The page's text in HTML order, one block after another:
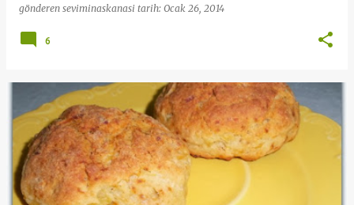
gönderen seviminaskanasi tarih: Ocak 26, 2014
6